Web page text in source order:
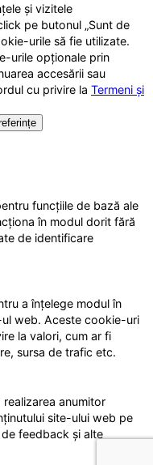
și vizitele
pe butonul „Sunt de
urile să fie utilizate.
urile opționale prin
accesării sau
cu privire la Termeni și
funcțiile de bază ale
în modul dorit fără
de identificare
a înțelege modul în
web. Aceste cookie-uri
la valori, cum ar fi
sursa de trafic etc.
anumitor
site-ului web pe
feedback și alte